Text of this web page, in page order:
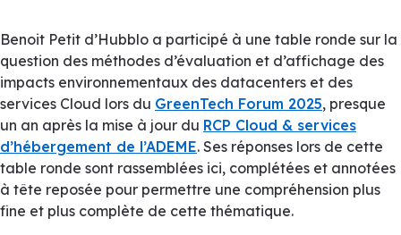
Benoit Petit d’Hubblo a participé à une table ronde sur la
question des méthodes d’évaluation et d’affichage des
impacts environnementaux des datacenters et des
services Cloud lors du GreenTech Forum 2025, presque
un an après la mise à jour du RCP Cloud & services
d’hébergement de l’ADEME. Ses réponses lors de cette
table ronde sont rassemblées ici, complétées et annotées
à tête reposée pour permettre une compréhension plus
fine et plus complète de cette thématique.